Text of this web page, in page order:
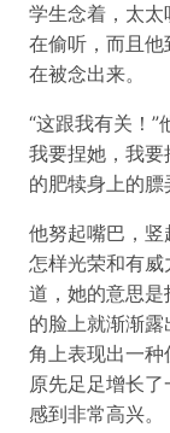
学生念着，太
在偷听，而且
在被念出来。
“这跟我有关！”
我要捏她，我
的肥犊身上的
他努起嘴巴，
怎样光荣和有
道，她的意思
的脸上就渐渐
角上表现出一
原先足足增长
感到非常高兴。